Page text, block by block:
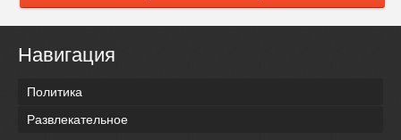
Навигация
Политика
Развлекательное